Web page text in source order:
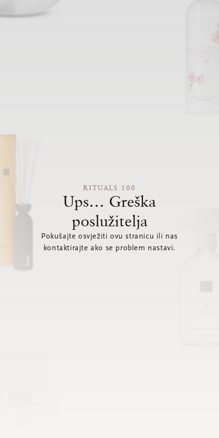
RITUALS 500
Ups… Greška
poslužitelja
Pokušajte osvježiti ovu stranicu ili nas
kontaktirajte ako se problem nastavi.